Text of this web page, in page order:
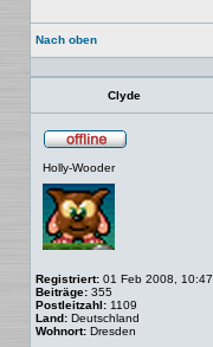
Nach oben
Clyde
Holly-Wooder
Registriert: 01 Feb 2008, 10:47
Beiträge: 355
Postleitzahl: 1109
Land: Deutschland
Wohnort: Dresden